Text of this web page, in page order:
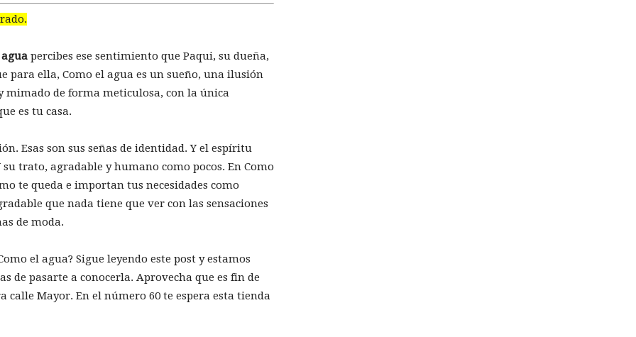
percibes ese sentimiento que Paqui, su dueña,
para ella, Como el agua es un sueño, una ilusión
mimado de forma meticulosa, con la única
es tu casa.
Esas son sus señas de identidad. Y el espíritu
trato, agradable y humano como pocos. En Como
te queda e importan tus necesidades como
que nada tiene que ver con las sensaciones
de moda.
el agua? Sigue leyendo este post y estamos
de pasarte a conocerla. Aprovecha que es fin de
calle Mayor. En el número 60 te espera esta tienda